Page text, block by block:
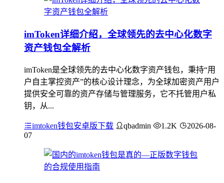
imToken详细介绍，全球领先的去中心化数字
资产钱包全解析
imToken是全球领先的去中心化数字资产钱包，秉持“用
户自主掌控资产”的核心设计理念，为全球加密资产用户
提供安全可靠的资产存储与管理服务，它不托管用户私
钥，从...
imtoken钱包安卓版下载 qbadmin 1.2K
2026-08-
07